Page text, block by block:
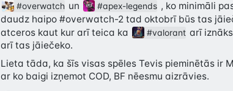
#overwatch un #apex-legends , ko minimāli
daudz haipo #overwatch-2 tad oktobrī būs tas
atceros kaut kur arī teica ka
#valorant arī
arī tas jāiečeko.
Lieta tāda, ka šīs visas spēles Tevis pieminētās ir
ar ko baigi izņemot COD, BF nēesmu aizrāvies.